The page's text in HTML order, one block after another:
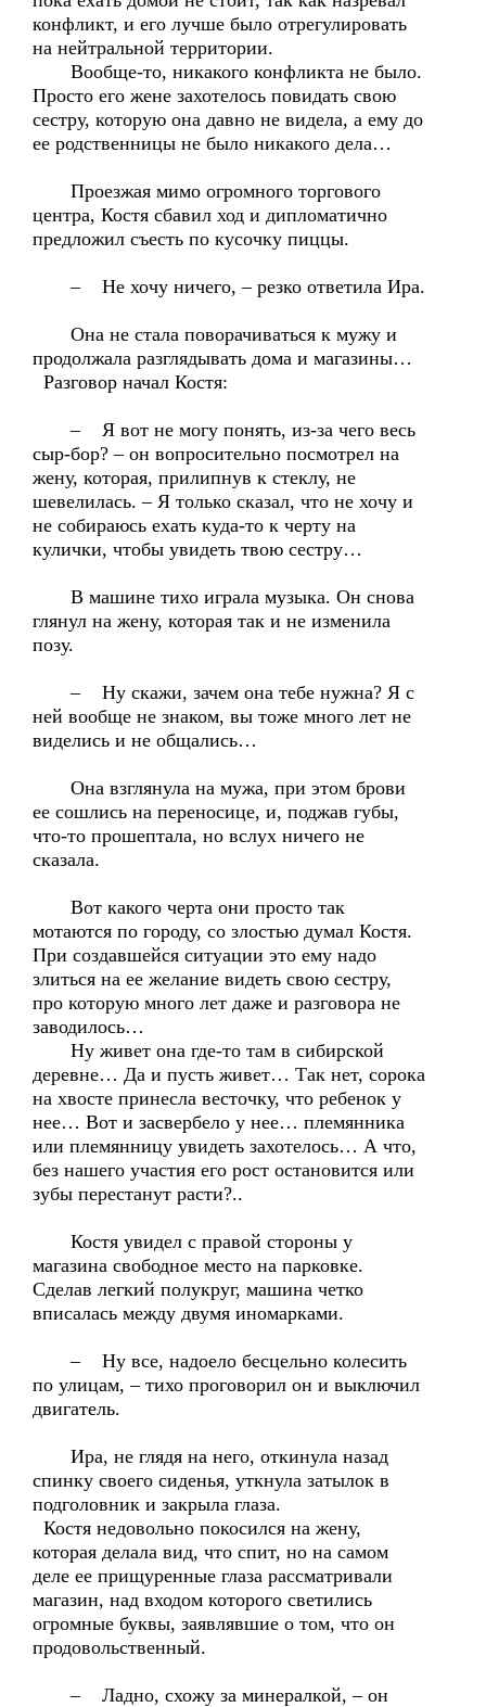
конфликт, и его лучше было отрегулировать
на нейтральной территории.
Вообще-то, никакого конфликта не было.
Просто его жене захотелось повидать свою
сестру, которую она давно не видела, а ему до
ее родственницы не было никакого дела…
Проезжая мимо огромного торгового
центра, Костя сбавил ход и дипломатично
предложил съесть по кусочку пиццы.
– Не хочу ничего, – резко ответила Ира.
Она не стала поворачиваться к мужу и
продолжала разглядывать дома и магазины…
Разговор начал Костя:
– Я вот не могу понять, из-за чего весь
сыр-бор? – он вопросительно посмотрел на
жену, которая, прилипнув к стеклу, не
шевелилась. – Я только сказал, что не хочу и
не собираюсь ехать куда-то к черту на
кулички, чтобы увидеть твою сестру…
В машине тихо играла музыка. Он снова
глянул на жену, которая так и не изменила
позу.
– Ну скажи, зачем она тебе нужна? Я с
ней вообще не знаком, вы тоже много лет не
виделись и не общались…
Она взглянула на мужа, при этом брови
ее сошлись на переносице, и, поджав губы,
что-то прошептала, но вслух ничего не
сказала.
Вот какого черта они просто так
мотаются по городу, со злостью думал Костя.
При создавшейся ситуации это ему надо
злиться на ее желание видеть свою сестру,
про которую много лет даже и разговора не
заводилось…
Ну живет она где-то там в сибирской
деревне… Да и пусть живет… Так нет, сорока
на хвосте принесла весточку, что ребенок у
нее… Вот и засвербело у нее… племянника
или племянницу увидеть захотелось… А что,
без нашего участия его рост остановится или
зубы перестанут расти?..
Костя увидел с правой стороны у
магазина свободное место на парковке.
Сделав легкий полукруг, машина четко
вписалась между двумя иномарками.
– Ну все, надоело бесцельно колесить
по улицам, – тихо проговорил он и выключил
двигатель.
Ира, не глядя на него, откинула назад
спинку своего сиденья, уткнула затылок в
подголовник и закрыла глаза.
Костя недовольно покосился на жену,
которая делала вид, что спит, но на самом
деле ее прищуренные глаза рассматривали
магазин, над входом которого светились
огромные буквы, заявлявшие о том, что он
продовольственный.
– Ладно, схожу за минералкой, – он